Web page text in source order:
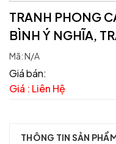
TRANH PHONG
BÌNH Ý NGHĨA,
Mã:N/A
Giá bán:
Giá : Liên Hệ
THÔNG TIN SẢN